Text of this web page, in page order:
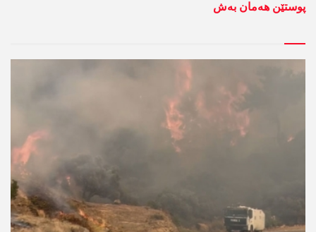
پوستێن ھەمان بەش